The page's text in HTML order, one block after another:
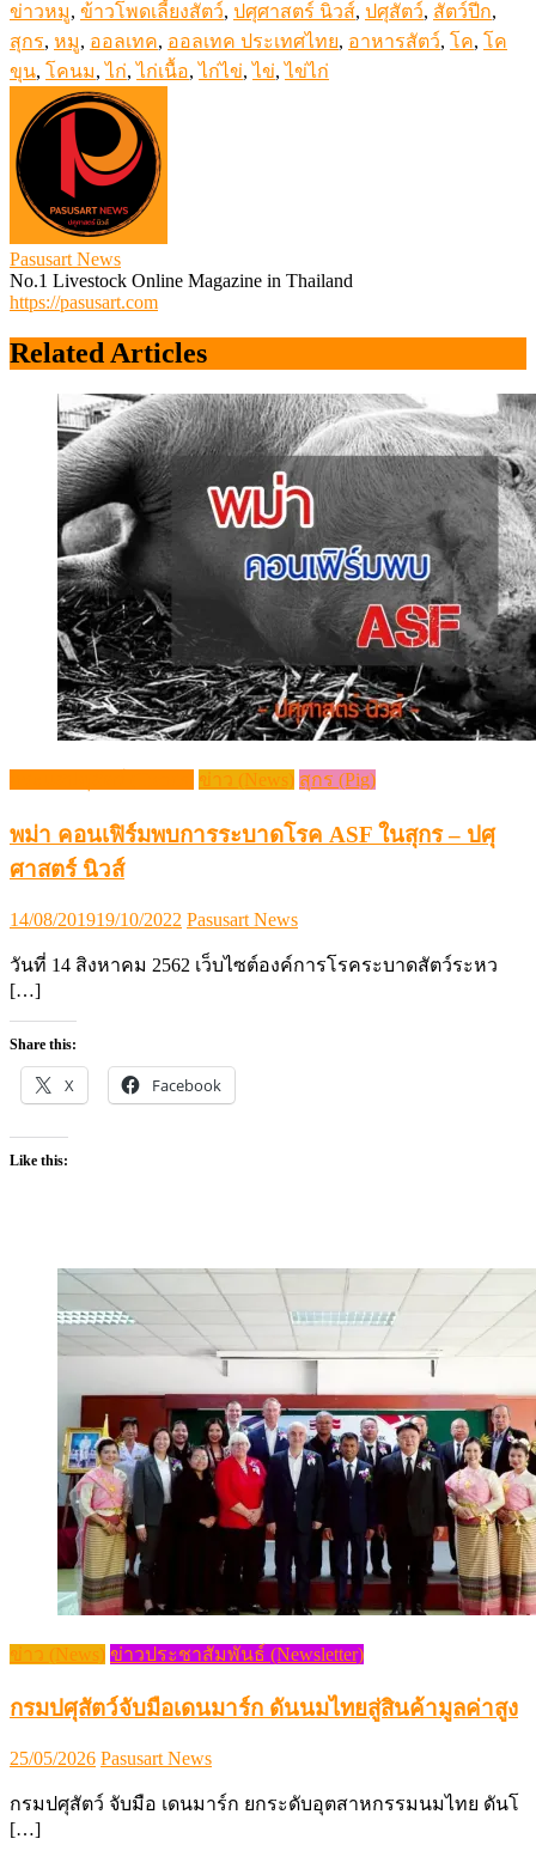
ข่าวหมู, ข้าวโพดเลี้ยงสัตว์, ปศุศาสตร์ นิวส์, ปศุสัตว์, สัตว์ปีก,
สุกร, หมู, ออลเทค, ออลเทค ประเทศไทย, อาหารสัตว์, โค, โค
ขุน, โคนม,ไก่,ไก่เนื้อ,ไก่ไข่,ไข่,ไข่ไก่
Pasusart News
No.1 Livestock Online Magazine in Thailand
https://pasusart.com
Related Articles
ข่าว (News) สุกร (Pig)
พม่า คอนเฟิร์มพบการระบาดโรค ASF ในสุกร – ปศุ
ศาสตร์ นิวส์
Posted
14/08/201919/10/2022 Author
Pasusart News
วันที่ 14 สิงหาคม 2562 เว็บไซต์องค์การโรคระบาดสัตว์ระหว
[…]
Share this:
X Facebook
Like this:
ข่าว (News) ข่าวประชาสัมพันธ์ (Newsletter)
กรมปศุสัตว์จับมือเดนมาร์ก ดันนมไทยสู่สินค้ามูลค่าสูง
Posted
25/05/2026 Author
Pasusart News
กรมปศุสัตว์ จับมือ เดนมาร์ก ยกระดับอุตสาหกรรมนมไทย ดันโ
[…]